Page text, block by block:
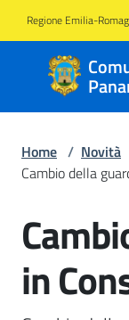
Regione Emilia-
Comune
di San
Felice
Sul
Panaro
Amministrazione
Novità
Home / Novità
Cambio della
Salta al contenuto
in